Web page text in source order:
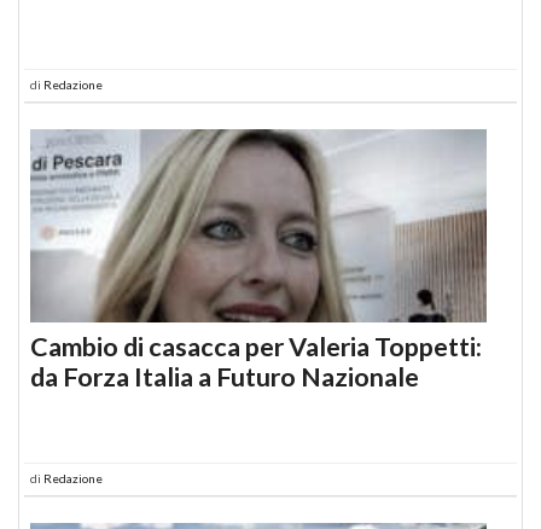
di Redazione
Cambio di casacca per Valeria Toppetti:
da Forza Italia a Futuro Nazionale
di Redazione